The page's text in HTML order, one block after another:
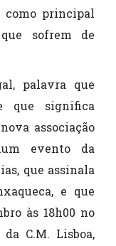
como principal
sofrem de
palavra que
que significa
associação
evento da
que assinala
e que
às 18h00 no
C.M. Lisboa,